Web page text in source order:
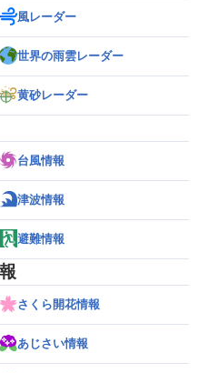
風レーダー
世界の雨雲レーダー
黄砂レーダー
台風情報
津波情報
避難情報
さくら開花情報
あじさい情報